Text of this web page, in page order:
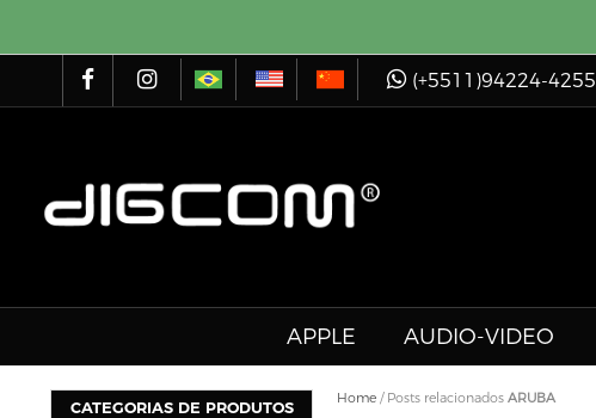
(+5511)94224-4255
APPLE AUDIO-VIDEO
Home / Posts relacionados ARUBA
CATEGORIAS DE PRODUTOS